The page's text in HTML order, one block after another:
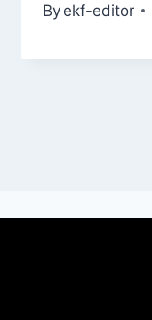
By ekf-editor